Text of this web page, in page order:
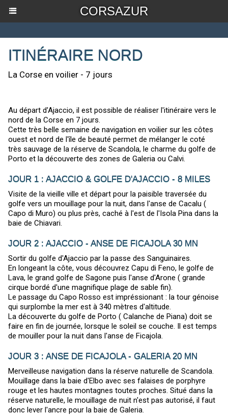
CORSAZUR
ITINÉRAIRE NORD
La Corse en voilier - 7 jours
Au départ d'Ajaccio, il est possible de réaliser l'itinéraire vers le
nord de la Corse en 7 jours.
Cette très belle semaine de navigation en voilier sur les côtes
ouest et nord de l'île de beauté permet de mélanger le coté
très sauvage de la réserve de Scandola, le charme du golfe de
Porto et la découverte des zones de Galeria ou Calvi.
JOUR 1 : AJACCIO & GOLFE D'AJACCIO - 8 MILES
Visite de la vieille ville et départ pour la paisible traversée du
golfe vers un mouillage pour la nuit, dans l'anse de Cacalu (
Capo di Muro) ou plus près, caché à l'est de l'Isola Pina dans la
baie de Chiavari.
JOUR 2 : AJACCIO - ANSE DE FICAJOLA 30 MN
Sortir du golfe d'Ajaccio par la passe des Sanguinaires.
En longeant la côte, vous découvrez Capu di Feno, le golfe de
Lava, le grand golfe de Sagone puis l'anse d'Arone ( grande
cirque bordé d'une magnifique plage de sable fin).
Le passage du Capo Rosso est impréssionant : la tour génoise
qui surplombe la mer est à 340 mètres d'altitude.
La découverte du golfe de Porto ( Calanche de Piana) doit se
faire en fin de journée, lorsque le soleil se couche. Il est temps
de mouiller pour la nuit dans l'anse de Ficajola.
JOUR 3 : ANSE DE FICAJOLA - GALERIA 20 MN
Merveilleuse navigation dans la réserve naturelle de Scandola.
Mouillage dans la baie d'Elbo avec ses falaises de porphyre
rouge et les hautes montagnes toutes proches. Situé dans la
réserve naturelle, le mouillage de nuit n'est pas autorisé, il faut
donc lever l'ancre pour la baie de Galeria.